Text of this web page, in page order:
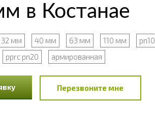
в Костанае
32 мм 40 мм 63 мм 110 мм pn10
pprc pn20 армированная
Перезвоните мне